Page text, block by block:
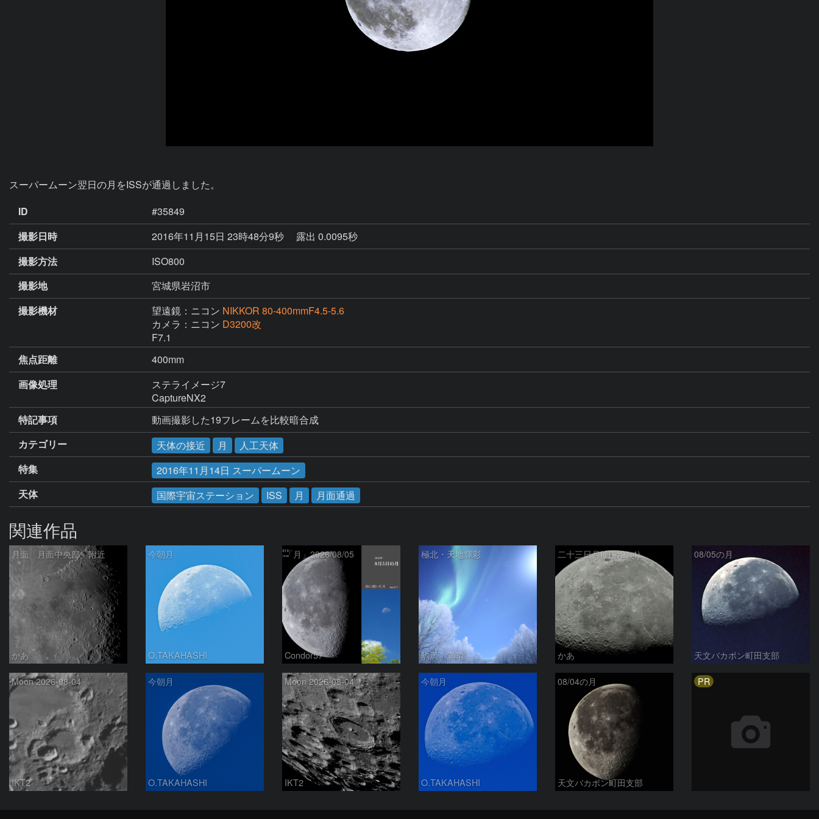
スーパームーン翌日の月をISSが通過しました。
ID
#35849
撮影日時
2016年11月15日 23時48分9秒
露出 0.0095秒
撮影方法
ISO800
撮影地
宮城県岩沼市
撮影機材
望遠鏡：ニコン NIKKOR 80-400mmF4.5-5.6
カメラ：ニコン D3200改
F7.1
焦点距離
400mm
画像処理
ステライメージ7
CaptureNX2
特記事項
動画撮影した19フレームを比較暗合成
カテゴリー
天体の接近 月
人工天体
特集
2016年11月14日 スーパームーン
天体
国際宇宙ステーション ISS 月 月面通過
関連作品
月面「月面中央部」附近
かあ
今朝月
O.TAKAHASHI
「月」2026/08/05
Condor57
極北・天地輝彩
駒沢 満晴
二十三日月(月齢21.4)
かあ
08/05の月
天文バカボン町田支部
Moon 2026-08-04
IKT2
今朝月
O.TAKAHASHI
Moon 2026-08-04
IKT2
今朝月
O.TAKAHASHI
08/04の月
天文バカボン町田支部
PR